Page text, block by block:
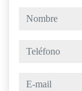
nombre
teléfono
e-mail